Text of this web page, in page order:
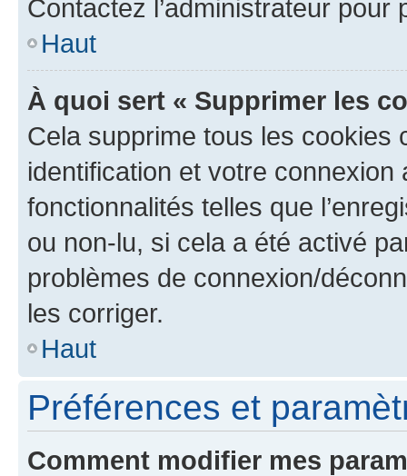
Contactez l’administrateur
Haut
À quoi sert « Supprimer les
Cela supprime tous les cookies
identification et votre
fonctionnalités telles que
ou non-lu, si cela a été activé
problèmes de connexion/
les corriger.
Haut
Préférences et
Comment modifier mes